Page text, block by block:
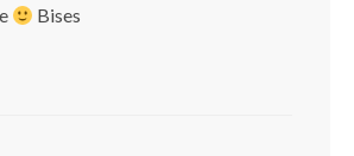
Bises